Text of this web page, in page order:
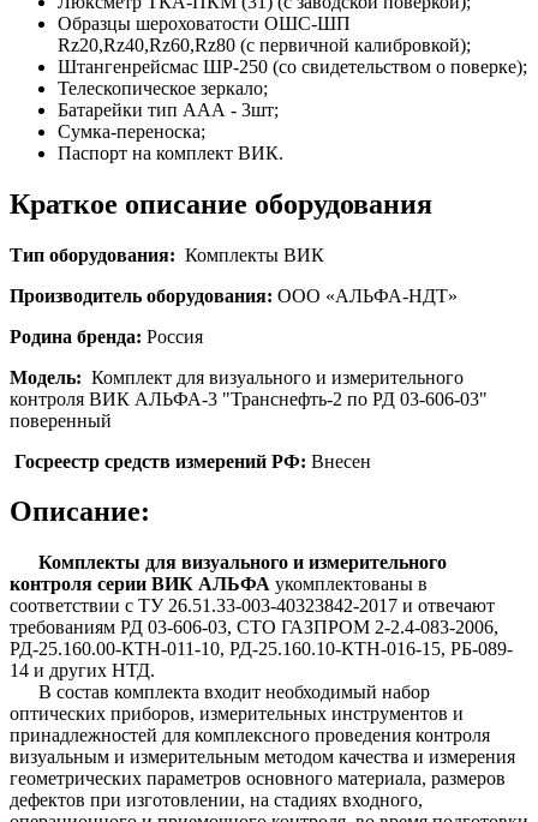
Образцы шероховатости ОШС-ШП
Rz20,Rz40,Rz60,Rz80 (с первичной калибровкой);
Штангенрейсмас ШР-250 (со свидетельством о поверке);
Телескопическое зеркало;
Батарейки тип ААА - 3шт;
Сумка-переноска;
Паспорт на комплект ВИК.
Краткое описание оборудования
Тип оборудования: Комплекты ВИК
Производитель оборудования: ООО «АЛЬФА-НДТ»
Родина бренда: Россия
Модель: Комплект для визуального и измерительного
контроля ВИК АЛЬФА-3 "Транснефть-2 по РД 03-606-03"
поверенный
Госреестр средств измерений РФ: Внесен
Описание:
Комплекты для визуального и измерительного
контроля серии ВИК АЛЬФА укомплектованы в
соответствии с ТУ 26.51.33-003-40323842-2017 и отвечают
требованиям РД 03-606-03, СТО ГАЗПРОМ 2-2.4-083-2006,
РД-25.160.00-КТН-011-10, РД-25.160.10-КТН-016-15, РБ-089-
14 и других НТД.
В состав комплекта входит необходимый набор
оптических приборов, измерительных инструментов и
принадлежностей для комплексного проведения контроля
визуальным и измерительным методом качества и измерения
геометрических параметров основного материала, размеров
дефектов при изготовлении, на стадиях входного,